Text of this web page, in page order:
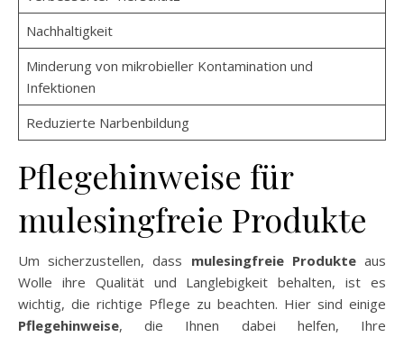
Nachhaltigkeit
Minderung von mikrobieller Kontamination und
Infektionen
Reduzierte Narbenbildung
Pflegehinweise für
mulesingfreie Produkte
Um sicherzustellen, dass mulesingfreie Produkteaus
Wolle ihre Qualität und Langlebigkeit behalten, ist es
wichtig, die richtige Pflege zu beachten. Hier sind einige
Pflegehinweise, die Ihnen dabei helfen, Ihre